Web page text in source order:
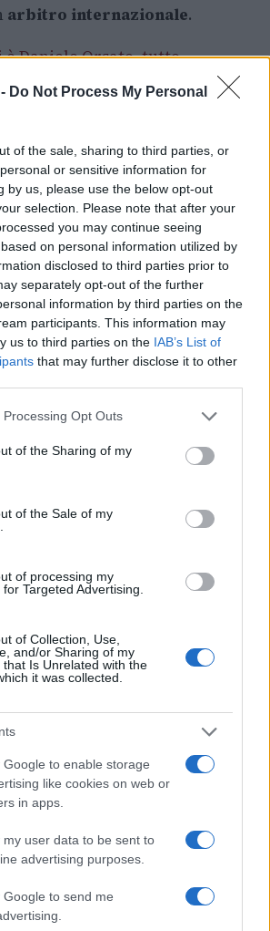
Do Not Process My Personal
of the sale, sharing to third parties, or
or sensitive information for
by us, please use the below opt-out
selection. Please note that after your
you may continue seeing
on personal information utilized by
disclosed to third parties prior to
separately opt-out of the further
information by third parties on the
participants. This information may
us to third parties on the IAB’s List of
that may further disclose it to other
website/app uses one or more Google
or usage behaviour. You may click to
to Google and its third-party tags to
specified purposes in below Google
Opt Outs
of the Sharing of my
of the Sale of my
of processing my
Targeted Advertising.
of Collection, Use,
and/or Sharing of my
that Is Unrelated with the
it was collected.
Google to enable storage
like cookies on web or
in apps.
my user data to be sent to
advertising purposes.
to send me
arbitro internazionale.
è Daniele Orsato, tutto
Crenna
leggere